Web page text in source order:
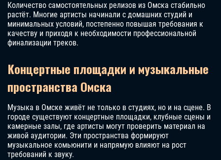
Количество самостоятельных релизов из Омска стабильно
растёт. Многие артисты начинали с домашних студий и
минимальных условий, постепенно повышая требования к
качеству и приходя к необходимости профессиональной
финализации треков.
Концертные площадки и музыкальные
пространства Омска
Музыка в Омске живёт не только в студиях, но и на сцене. В
городе существуют концертные площадки, клубные сцены и
камерные залы, где артисты могут проверить материал на
живой аудитории. Эти пространства формируют
музыкальное комьюнити и напрямую влияют на рост
требований к звуку.